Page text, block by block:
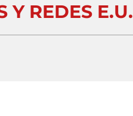
Y REDES E.U.